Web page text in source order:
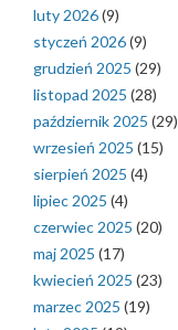
luty 2026(9)
styczeń 2026(9)
grudzień 2025 (29)
listopad 2025 (28)
październik 2025 (29)
wrzesień 2025 (15)
sierpień 2025 (4)
lipiec 2025 (4)
czerwiec 2025 (20)
maj 2025 (17)
kwiecień 2025 (23)
marzec 2025 (19)